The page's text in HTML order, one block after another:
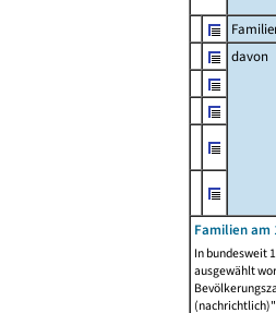
davon
Familien am
In bundesweit
ausgewählt